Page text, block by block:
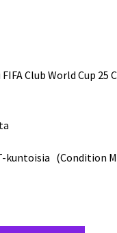
Club World Cup 25
kuntoisia (Condition